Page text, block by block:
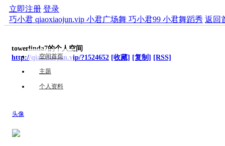
立即注册 登录
巧小君 qiaoxiaojun.vip 小君广场舞 巧小君99 小君舞蹈秀 返回
towerlinda7的个人空间
http://qiaoxiaojun.vip/?1524652 [收藏] [复制] [RSS]
空间首页
主题
个人资料
头像